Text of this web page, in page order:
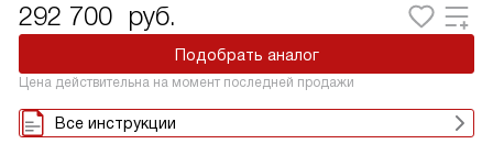
292 700 руб.
Подобрать аналог
Цена действительна на момент последней продажи
Все инструкции